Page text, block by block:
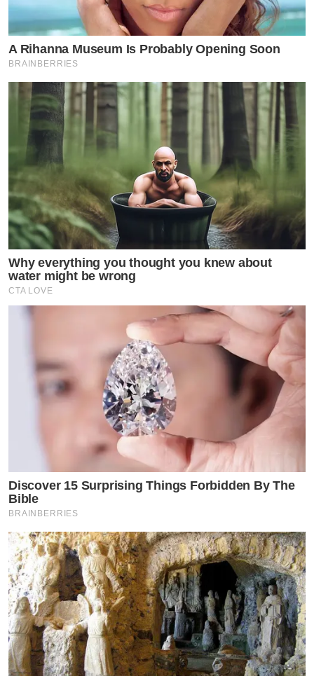
A Rihanna Museum Is Probably Opening Soon
BRAINBERRIES
Why everything you thought you knew about
water might be wrong
CTA LOVE
Discover 15 Surprising Things Forbidden By The
Bible
BRAINBERRIES